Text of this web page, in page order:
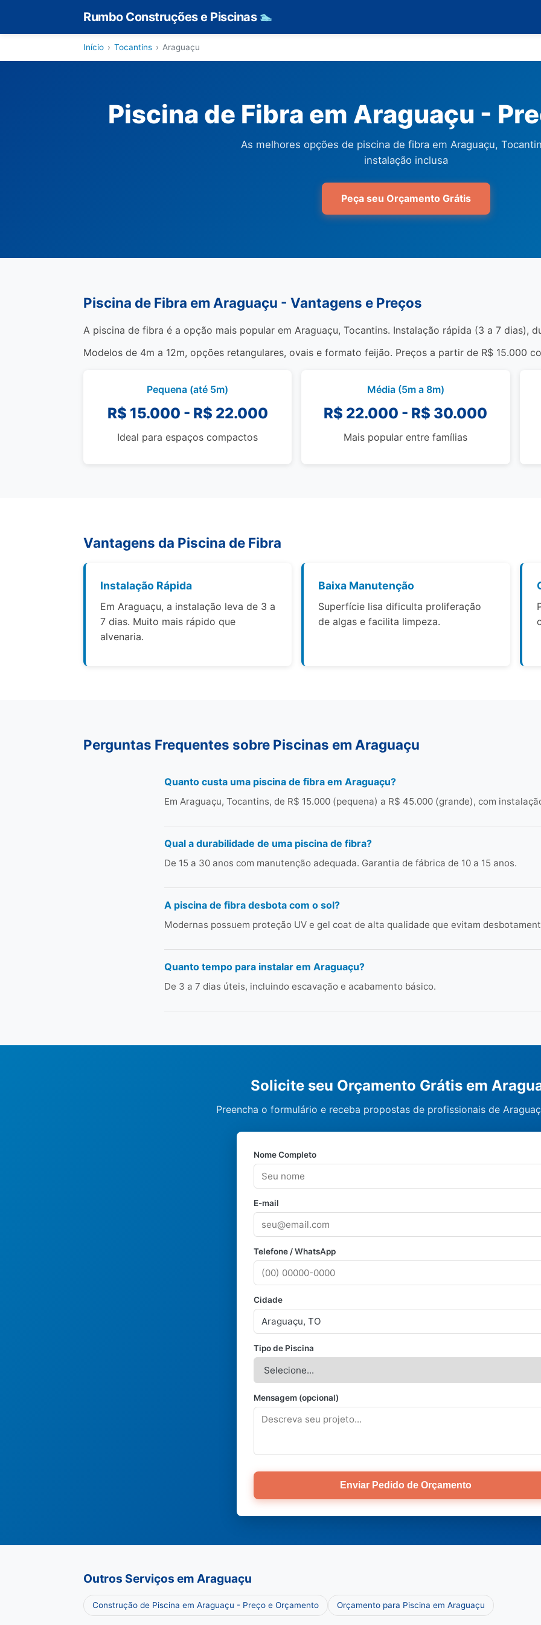
Rumbo Construções e Piscinas 🏊
Início › Tocantins › Araguaçu
Piscina de Fibra em Araguaçu -
As melhores opções de piscina de fibra em Araguaçu,
instalação inclusa
Peça seu Orçamento Grátis
Piscina de Fibra em Araguaçu - Vantagens e Preços
A piscina de fibra é a opção mais popular em Araguaçu, Tocantins. Instalação rápida (3 a 7 dias),
Modelos de 4m a 12m, opções retangulares, ovais e formato feijão. Preços a partir de R$ 15.000
Pequena (até 5m)
R$ 15.000 - R$ 22.000
Ideal para espaços compactos
Média (5m a 8m)
R$ 22.000 - R$ 30.000
Mais popular entre famílias
Vantagens da Piscina de Fibra
Instalação Rápida
Em Araguaçu, a instalação leva de 3 a
7 dias. Muito mais rápido que
alvenaria.
Baixa Manutenção
Superfície lisa dificulta proliferação
de algas e facilita limpeza.
Perguntas Frequentes sobre Piscinas em Araguaçu
Quanto custa uma piscina de fibra em Araguaçu?
Em Araguaçu, Tocantins, de R$ 15.000 (pequena) a R$ 45.000 (grande), com
Qual a durabilidade de uma piscina de fibra?
De 15 a 30 anos com manutenção adequada. Garantia de fábrica de 10 a 15 anos.
A piscina de fibra desbota com o sol?
Modernas possuem proteção UV e gel coat de alta qualidade que evitam
Quanto tempo para instalar em Araguaçu?
De 3 a 7 dias úteis, incluindo escavação e acabamento básico.
Solicite seu Orçamento Grátis em
Preencha o formulário e receba propostas de profissionais de
Nome Completo
E-mail
Telefone / WhatsApp
Cidade
Tipo de Piscina
Mensagem (opcional)
Enviar Pedido de Orçamento
Outros Serviços em Araguaçu
Construção de Piscina em Araguaçu - Preço e Orçamento Orçamento para Piscina em Araguaçu